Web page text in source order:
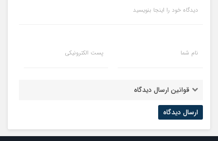
دیدگاه خود را اینجا بنویسید
نام شما پست الکترونیکی
قوانین ارسال دیدگاه